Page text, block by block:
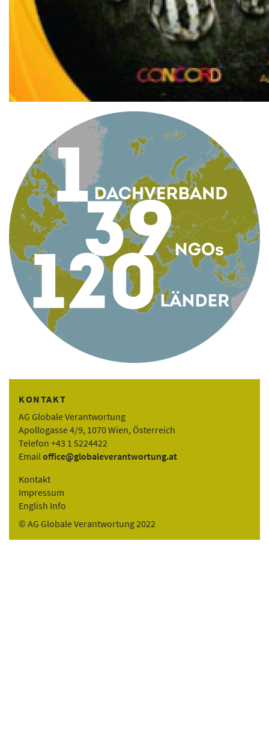
KONTAKT
AG Globale Verantwortung
Apollogasse 4/9, 1070 Wien, Österreich
Telefon +43 1 5224422
Emailoffice@globaleverantwortung.at
Kontakt
Impressum
English Info
© AG Globale Verantwortung 2022